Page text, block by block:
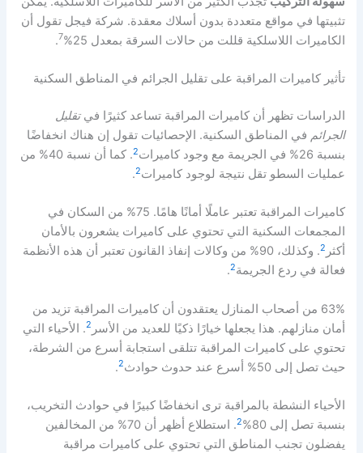
تثبيتها في مواقع متعددة بدون أسلاك معقدة. شركة فيجل تقول أن
الكاميرات اللاسلكية قللت من حالات السرقة بمعدل 25%
7
.
تأثير كاميرات المراقبة على تقليل الجرائم في المناطق السكنية
الدراسات تظهر أن كاميرات المراقبة تساعد كثيرًا فيتقليل
الجرائم في المناطق السكنية. الإحصائيات تقول إن هناك انخفاضًا
بنسبة 26% في الجريمة مع وجود كاميرات
2
. كما أن نسبة 40% من
عمليات السطو تقل نتيجة لوجود كاميرات2
.
كاميرات المراقبة تعتبر عاملًا أمانًا هامًا. 75% من السكان في
المجمعات السكنية التي تحتوي على كاميرات يشعرون بالأمان
أكثر 2
. وكذلك، 90% من وكالات إنفاذ القانون تعتبر أن هذه الأنظمة
فعالة في ردع الجريمة2
.
63% من أصحاب المنازل يعتقدون أن كاميرات المراقبة تزيد من
أمان منازلهم. هذا يجعلها خيارًا ذكيًا للعديد من الأسر 2. الأحياء التي
تحتوي على كاميرات المراقبة تتلقى استجابة أسرع من الشرطة،
حيث تصل إلى 50% أسرع عند حدوث حوادث
2
.
الأحياء النشطة بالمراقبة ترى انخفاضًا كبيرًا في حوادث التخريب،
بنسبة تصل إلى 80%
2
. استطلاع أظهر أن 70% من المخالفين
يفضلون تجنب المناطق التي تحتوي على كاميرات مراقبة